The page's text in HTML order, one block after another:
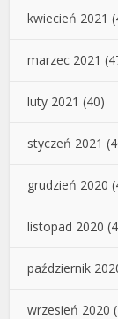
kwiecień 2021
marzec 2021
luty 2021 (40)
styczeń 2021
grudzień 2020
listopad 2020
październik
wrzesień 2020